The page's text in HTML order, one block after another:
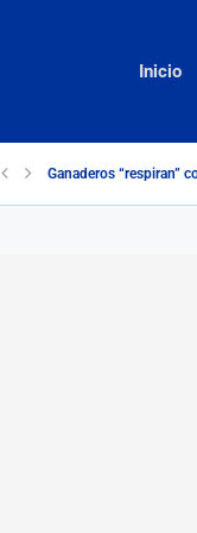
Inicio
Ganaderos “respiran”